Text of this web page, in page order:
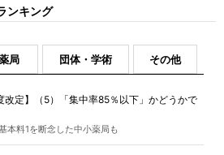
ンキング
局 団体・学術 その他
改定】（5）「集中率85％以下」かどうかで
本料1を断念した中小薬局も